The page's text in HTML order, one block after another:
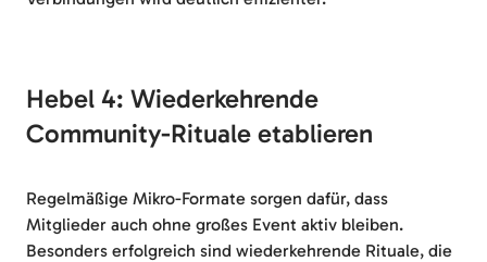
Hebel 4: Wiederkehrende
Community-Rituale etablieren
Regelmäßige Mikro-Formate sorgen dafür, dass
Mitglieder auch ohne großes Event aktiv bleiben.
Besonders erfolgreich sind wiederkehrende Rituale, die